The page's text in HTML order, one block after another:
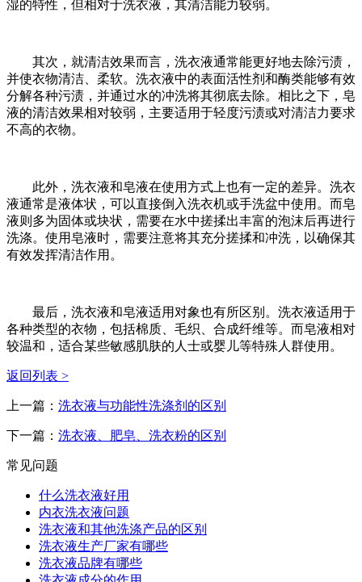
湿的特性，但相对于洗衣液，其清洁能力较弱。
其次，就清洁效果而言，洗衣液通常能更好地去除污渍，
并使衣物清洁、柔软。洗衣液中的表面活性剂和酶类能够有效
分解各种污渍，并通过水的冲洗将其彻底去除。相比之下，皂
液的清洁效果相对较弱，主要适用于轻度污渍或对清洁力要求
不高的衣物。
此外，洗衣液和皂液在使用方式上也有一定的差异。洗衣
液通常是液体状，可以直接倒入洗衣机或手洗盆中使用。而皂
液则多为固体或块状，需要在水中搓揉出丰富的泡沫后再进行
洗涤。使用皂液时，需要注意将其充分搓揉和冲洗，以确保其
有效发挥清洁作用。
最后，洗衣液和皂液适用对象也有所区别。洗衣液适用于
各种类型的衣物，包括棉质、毛织、合成纤维等。而皂液相对
较温和，适合某些敏感肌肤的人士或婴儿等特殊人群使用。
返回列表 >
上一篇： 洗衣液与功能性洗涤剂的区别
下一篇： 洗衣液、肥皂、洗衣粉的区别
常见问题
什么洗衣液好用
内衣洗衣液问题
洗衣液和其他洗涤产品的区别
洗衣液生产厂家有哪些
洗衣液品牌有哪些